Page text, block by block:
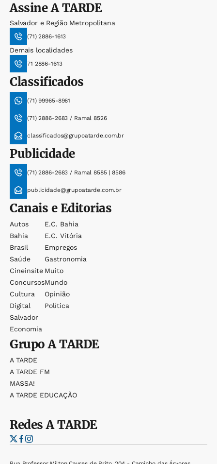
AssineA TARDE
Salvador e Região Metropolitana
(71) 2886-1613
Demais localidades
71 2886-1613
Classificados
(71) 99965-8961
(71) 2886-2683 / Ramal 8526
classificados@grupoatarde.com.br
Publicidade
(71) 2886-2683 / Ramal 8585 | 8586
publicidade@grupoatarde.com.br
Canais e Editorias
Autos
Bahia
Brasil
Saúde
Cineinsite
Concursos
Cultura
Digital
Salvador
Economia
E.c. Bahia
E.c. Vitória
Empregos
Gastronomia
Muito
Mundo
Opinião
Política
GrupoA TARDE
A TARDE
A TARDE FM
MASSA!
A TARDE EDUCAÇÃO
RedesA TARDE